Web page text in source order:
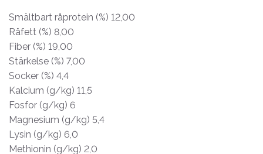
Smältbart råprotein (%) 12,00
Råfett (%) 8,00
Fiber (%) 19,00
Stärkelse (%) 7,00
Socker (%) 4,4
Kalcium (g/kg) 11,5
Fosfor (g/kg) 6
Magnesium (g/kg) 5,4
Lysin (g/kg) 6,0
Methionin (g/kg) 2,0